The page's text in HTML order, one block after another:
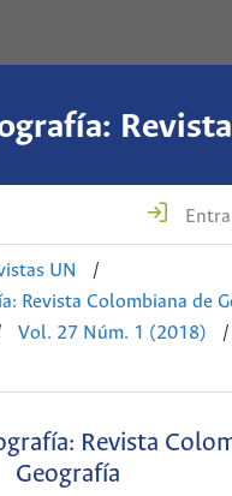
UN
/
Revista Colombiana de
Vol. 27 Núm. 1 (2018)
/
Revista
Geografía